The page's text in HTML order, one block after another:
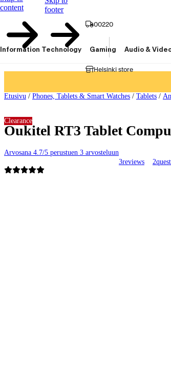
content
footer
00220
Helsinki store
Information Technology Gaming Audio &
Etusivu / Phones, Tablets & Smart Watches / Tablets /
Oukitel RT3 Tablet
Arvosana 4.7/5 perustuen 3 arvosteluun
3reviews 2
Clearance